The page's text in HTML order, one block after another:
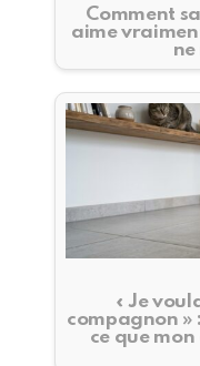
Comment
aime
« Je
compagnon »
ce que